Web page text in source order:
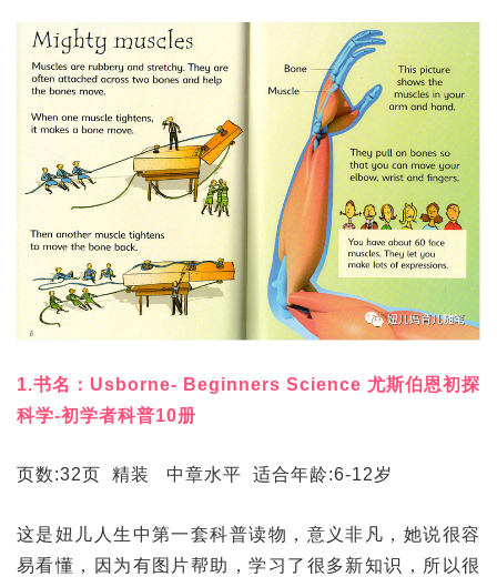
1.书名：Usborne- Beginners Science 尤斯伯恩初探
科学-初学者科普10册
页数:32页 精装 中章水平 适合年龄:6-12岁
这是妞儿人生中第一套科普读物，意义非凡，她说很容
易看懂，因为有图片帮助，学习了很多新知识，所以很